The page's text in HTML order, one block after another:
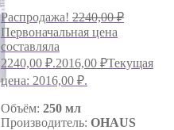
Распродажа! 2240,00₽
Первоначальная цена
составляла
2240,00 ₽.2016,00 ₽Текущая
цена: 2016,00 ₽.
Объём: 250 мл
Производитель: OHAUS